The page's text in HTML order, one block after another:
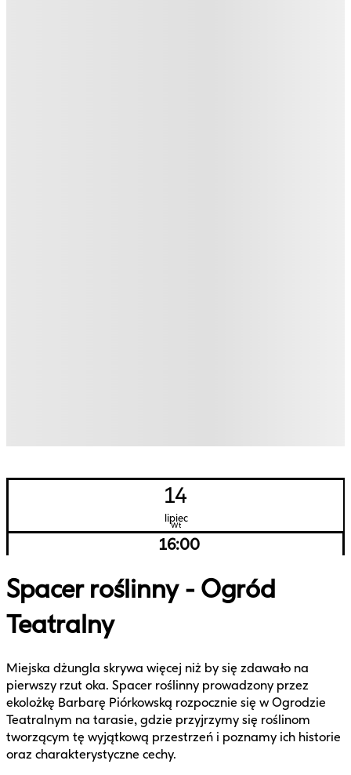
14
lipiec
Wt
16:00
Spacer roślinny - Ogród
Teatralny
Miejska dżungla skrywa więcej niż by się zdawało na
pierwszy rzut oka. Spacer roślinny prowadzony przez
ekolożkę Barbarę Piórkowską rozpocznie się w Ogrodzie
Teatralnym na tarasie, gdzie przyjrzymy się roślinom
tworzącym tę wyjątkową przestrzeń i poznamy ich historie
oraz charakterystyczne cechy.